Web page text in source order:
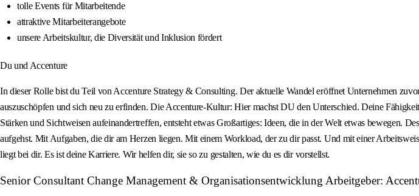
tolle Events für Mitarbeitende
attraktive Mitarbeiterangebote
unsere Arbeitskultur, die Diversität und Inklusion fördert
Du und Accenture
In dieser Rolle bist du Teil von Accenture Strategy & Consulting. Der aktuelle Wandel eröffnet Unternehmen
auszuschöpfen und sich neu zu erfinden. Die Accenture-Kultur: Hier machst DU den Unterschied. Deine
Stärken und Sichtweisen aufeinandertreffen, entsteht etwas Großartiges: Ideen, die in der Welt etwas bewegen.
aufgehst. Mit Aufgaben, die dir am Herzen liegen. Mit einem Workload, der zu dir passt. Und mit einer
liegt bei dir. Es ist deine Karriere. Wir helfen dir, sie so zu gestalten, wie du es dir vorstellst.
Senior Consultant Change Management & Organisationsentwicklung Arbeitgeber: